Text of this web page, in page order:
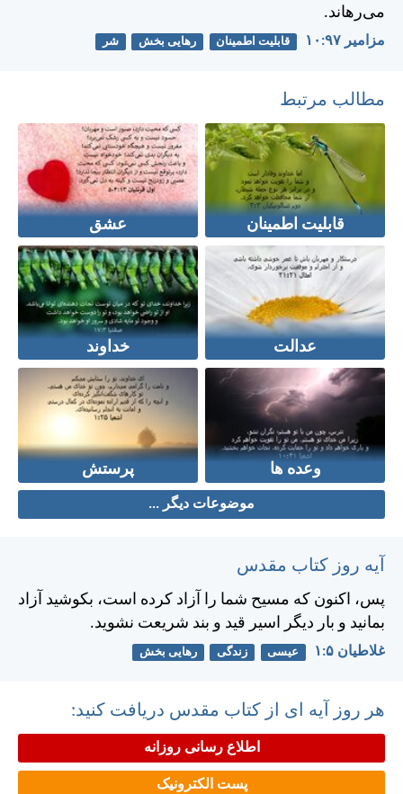
می‌رهاند.
مزامير ۹۷:‏۱۰ قابلیت اطمینان رهایی بخش شر
مطالب مرتبط
قابلیت اطمینان عشق
عدالت خداوند
وعده ها پرستش
موضوعات دیگر ...
آیه روز کتاب مقدس
پس، اكنون كه مسيح شما را آزاد كرده است، بكوشيد آزاد
بمانيد و بار ديگر اسير قيد و بند شريعت نشويد.
غلاطيان ۵:‏۱ عیسی زندگی رهایی بخش
هر روز آیه ای از کتاب مقدس دریافت کنید:
اطلاع رسانی روزانه
پست الکترونیک